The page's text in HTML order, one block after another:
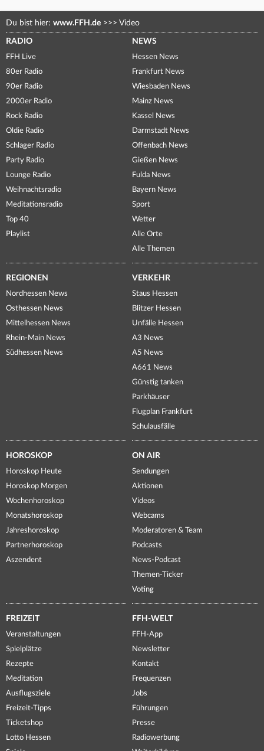
Du bist hier: www.FFH.de >>> Video
RADIO
FFH Live
80er Radio
90er Radio
2000er Radio
Rock Radio
Oldie Radio
Schlager Radio
Party Radio
Lounge Radio
Weihnachtsradio
Meditationsradio
Top 40
Playlist
NEWS
Hessen News
Frankfurt News
Wiesbaden News
Mainz News
Kassel News
Darmstadt News
Offenbach News
Gießen News
Fulda News
Bayern News
Sport
Wetter
Alle Orte
Alle Themen
REGIONEN
Nordhessen News
Osthessen News
Mittelhessen News
Rhein-Main News
Südhessen News
VERKEHR
Staus Hessen
Blitzer Hessen
Unfälle Hessen
A3 News
A5 News
A661 News
Günstig tanken
Parkhäuser
Flugplan Frankfurt
Schulausfälle
HOROSKOP
Horoskop Heute
Horoskop Morgen
Wochenhoroskop
Monatshoroskop
Jahreshoroskop
Partnerhoroskop
Aszendent
ON AIR
Sendungen
Aktionen
Videos
Webcams
Moderatoren & Team
Podcasts
News-Podcast
Themen-Ticker
Voting
FREIZEIT
Veranstaltungen
Spielplätze
Rezepte
Meditation
Ausflugsziele
Freizeit-Tipps
Ticketshop
Lotto Hessen
FFH-WELT
FFH-App
Newsletter
Kontakt
Frequenzen
Jobs
Führungen
Presse
Radiowerbung